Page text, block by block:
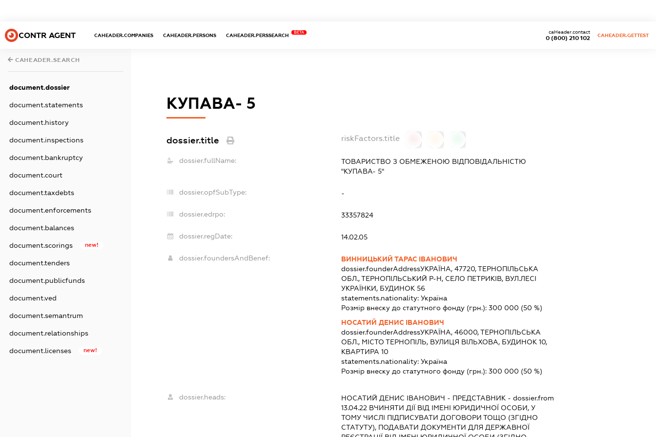
CONTR AGENT CAHEADER.COMPANIES CAHEADER.PERSONS CAHEADER.PERSSEARCH
BETA
0 (800) 210 102
caHeader.contact
CAHEADER.GETTEST
CAHEADER.SEARCH
document.dossier
document.statements
document.history
document.inspections
document.bankruptcy
document.court
document.taxdebts
document.enforcements
document.balances
document.scorings new!
document.tenders
document.publicfunds
document.ved
document.semantrum
document.relationships
document.licenses new!
КУПАВА- 5
dossier.title riskFactors.title
dossier.fullName:
ТОВАРИСТВО З ОБМЕЖЕНОЮ ВІДПОВІДАЛЬНІСТЮ
"КУПАВА- 5"
dossier.opfSubType: -
dossier.edrpo: 33357824
dossier.regDate: 14.02.05
dossier.foundersAndBenef:
ВИННИЦЬКИЙ ТАРАС ІВАНОВИЧ
dossier.founderAddressУКРАЇНА, 47720, ТЕРНОПІЛЬСЬКА
ОБЛ., ТЕРНОПІЛЬСЬКИЙ Р-Н, СЕЛО ПЕТРИКІВ, ВУЛ.ЛЕСІ
УКРАЇНКИ, БУДИНОК 56
statements.nationality:Україна
Розмір внеску до статутного фонду (грн.):300 000 (50 %)
НОСАТИЙ ДЕНИС ІВАНОВИЧ
dossier.founderAddressУКРАЇНА, 46000, ТЕРНОПІЛЬСЬКА
ОБЛ., МІСТО ТЕРНОПІЛЬ, ВУЛИЦЯ ВІЛЬХОВА, БУДИНОК 10,
КВАРТИРА 10
statements.nationality:Україна
Розмір внеску до статутного фонду (грн.):300 000 (50 %)
dossier.heads: НОСАТИЙ ДЕНИС ІВАНОВИЧ - ПРЕДСТАВНИК - dossier.from
13.04.22 ВЧИНЯТИ ДІЇ ВІД ІМЕНІ ЮРИДИЧНОЇ ОСОБИ, У
ТОМУ ЧИСЛІ ПІДПИСУВАТИ ДОГОВОРИ ТОЩО (ЗГІДНО
СТАТУТУ), ПОДАВАТИ ДОКУМЕНТИ ДЛЯ ДЕРЖАВНОЇ